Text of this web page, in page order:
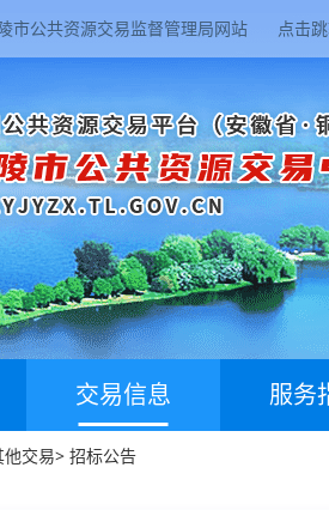
市公共资源交易监督管理局网站 点击
交易信息 服务
他交易> 招标公告